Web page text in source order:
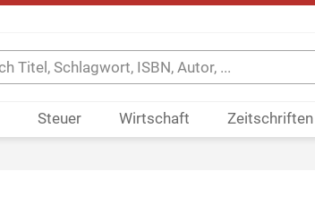
Steuer Wirtschaft Zeitschriften